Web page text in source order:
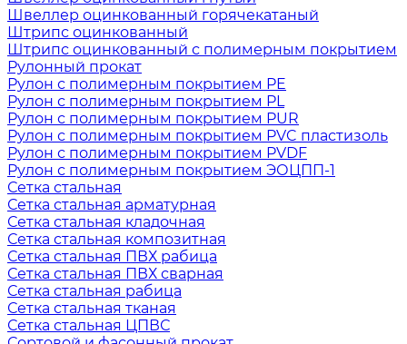
Швеллер оцинкованный горячекатаный
Штрипс оцинкованный
Штрипс оцинкованный с полимерным покрытием
Рулонный прокат
Рулон с полимерным покрытием PE
Рулон с полимерным покрытием PL
Рулон с полимерным покрытием PUR
Рулон с полимерным покрытием PVC пластизоль
Рулон с полимерным покрытием PVDF
Рулон с полимерным покрытием ЭОЦПП-1
Сетка стальная
Сетка стальная арматурная
Сетка стальная кладочная
Сетка стальная композитная
Сетка стальная ПВХ рабица
Сетка стальная ПВХ сварная
Сетка стальная рабица
Сетка стальная тканая
Сетка стальная ЦПВС